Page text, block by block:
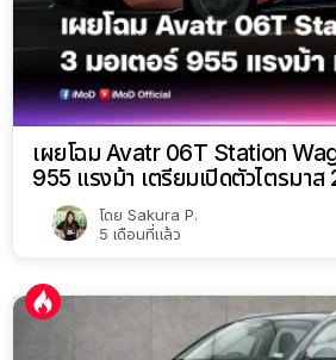
เผยโฉม Avatr 06T Station
955 แรงม้า เตรียมเปิดตัวไตรมาส
โดย Sakura P.
5 เดือนที่แล้ว